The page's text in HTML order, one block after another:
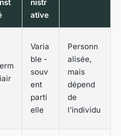
nistr
ative
Varia
ble -
souv
ent
parti
elle
Personn
alisée,
mais
dépend
de
l’individu